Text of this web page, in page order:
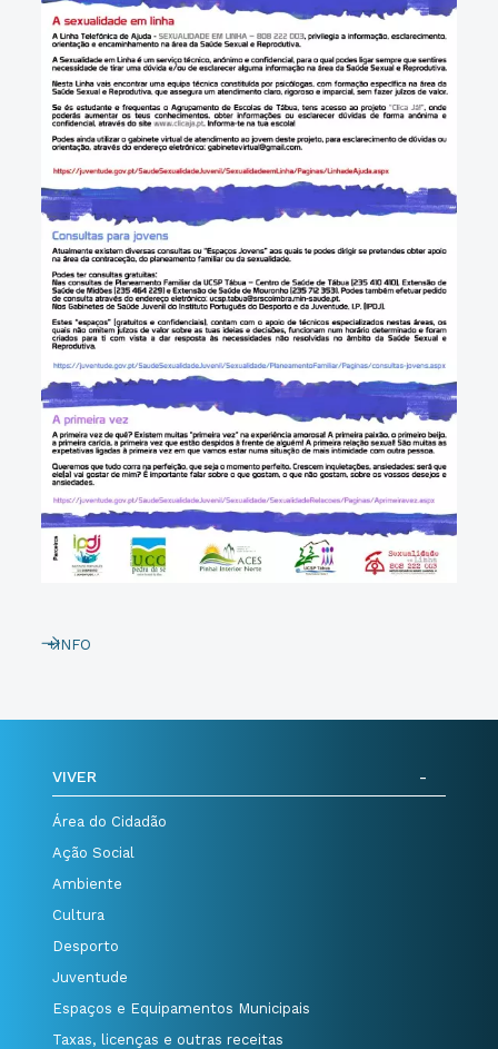
+INFO
VIVER
Área do Cidadão
Ação Social
Ambiente
Cultura
Desporto
Juventude
Espaços e Equipamentos Municipais
Taxas, licenças e outras receitas